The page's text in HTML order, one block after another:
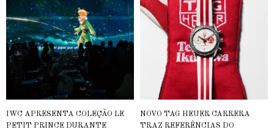
IWC APRESENTA COLEÇÃO LE
PETIT PRINCE DURANTE
NOVO TAG HEUER CARRERA
TRAZ REFERÊNCIAS DO